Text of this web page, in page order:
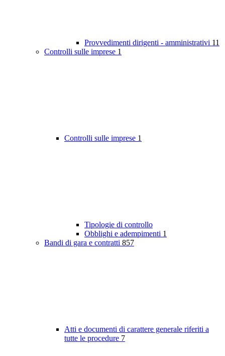
Provvedimenti dirigenti - amministrativi 11
Controlli sulle imprese 1
Controlli sulle imprese 1
Tipologie di controllo
Obblighi e adempimenti 1
Bandi di gara e contratti 857
Atti e documenti di carattere generale riferiti a
tutte le procedure 7